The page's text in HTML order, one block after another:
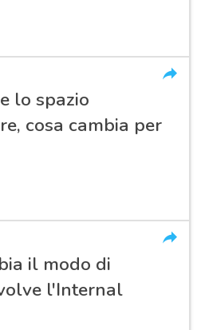
lo spazio
cosa cambia per
il modo di
l'Internal